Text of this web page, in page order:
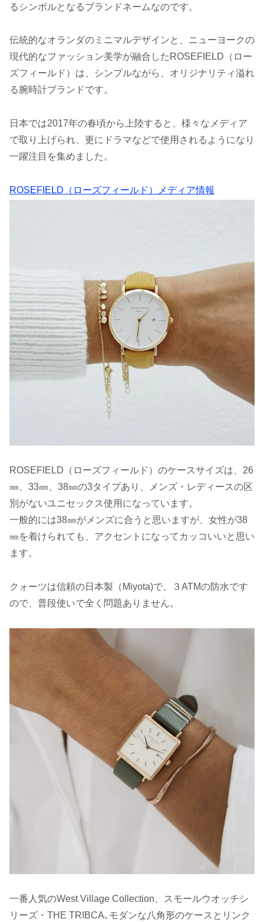
るシンボルとなるブランドネームなのです。
伝統的なオランダのミニマルデザインと、ニューヨークの
現代的なファッション美学が融合したROSEFIELD（ロー
ズフィールド）は、シンプルながら、オリジナリティ溢れ
る腕時計ブランドです。
日本では2017年の春頃から上陸すると、様々なメディア
で取り上げられ、更にドラマなどで使用されるようになり
一躍注目を集めました。
ROSEFIELD（ローズフィールド）メディア情報
ROSEFIELD（ローズフィールド）のケースサイズは、26
㎜、33㎜、38㎜の3タイプあり、メンズ・レディースの区
別がないユニセックス使用になっています。
一般的には38㎜がメンズに合うと思いますが、女性が38
㎜を着けられても、アクセントになってカッコいいと思い
ます。
クォーツは信頼の日本製（Miyota)で、３ATMの防水です
ので、普段使いで全く問題ありません。
一番人気のWest Village Collection、スモールウオッチシ
リーズ・THE TRIBCA､モダンな八角形のケースとリンク